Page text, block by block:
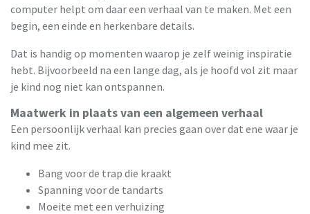
computer helpt om daar een verhaal van te maken. Met een
begin, een einde en herkenbare details.
Dat is handig op momenten waarop je zelf weinig inspiratie
hebt. Bijvoorbeeld na een lange dag, als je hoofd vol zit maar
je kind nog niet kan ontspannen.
Maatwerk in plaats van een algemeen verhaal
Een persoonlijk verhaal kan precies gaan over dat ene waar je
kind mee zit.
Bang voor de trap die kraakt
Spanning voor de tandarts
Moeite met een verhuizing